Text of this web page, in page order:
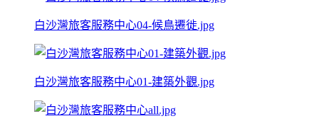
白沙灣旅客服務中心04-候鳥遷徙.jpg
白沙灣旅客服務中心01-建築外觀.jpg